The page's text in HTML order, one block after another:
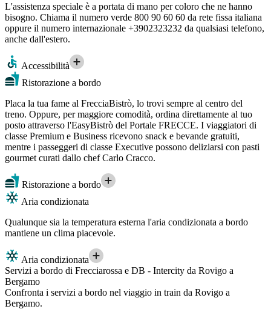
L'assistenza speciale è a portata di mano per coloro che ne hanno
bisogno. Chiama il numero verde 800 90 60 60 da rete fissa italiana
oppure il numero internazionale +3902323232 da qualsiasi telefono,
anche dall'estero.
Accessibilità
Ristorazione a bordo
Placa la tua fame al FrecciaBistrò, lo trovi sempre al centro del
treno. Oppure, per maggiore comodità, ordina direttamente al tuo
posto attraverso l'EasyBistrò del Portale FRECCE. I viaggiatori di
classe Premium e Business ricevono snack e bevande gratuiti,
mentre i passeggeri di classe Executive possono deliziarsi con pasti
gourmet curati dallo chef Carlo Cracco.
Ristorazione a bordo
Aria condizionata
Qualunque sia la temperatura esterna l'aria condizionata a bordo
mantiene un clima piacevole.
Aria condizionata
Servizi a bordo di Frecciarossa e DB - Intercity da Rovigo a
Bergamo
Confronta i servizi a bordo nel viaggio in train da Rovigo a
Bergamo.